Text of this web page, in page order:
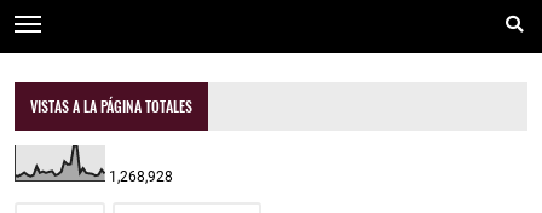
VISTAS A LA PÁGINA TOTALES
1,268,928